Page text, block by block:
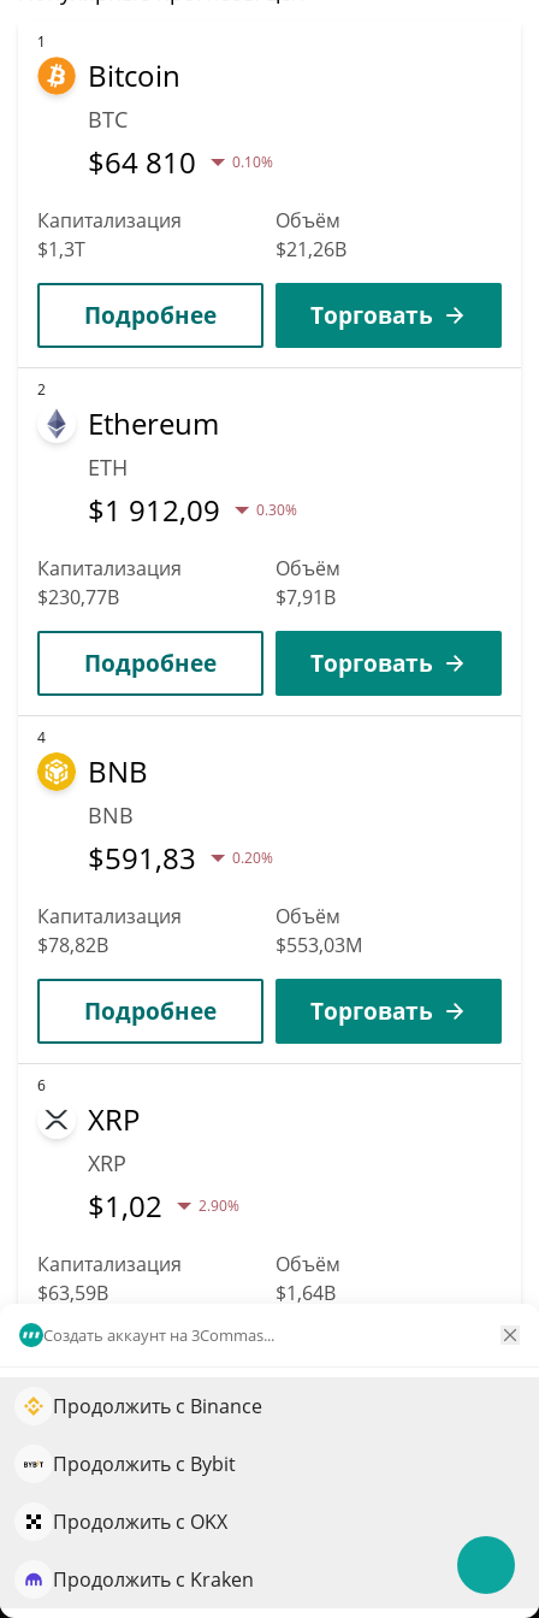
Создать аккаунт на 3Commas...
Продолжить с Binance
Продолжить с Bybit
Продолжить с OKX
Продолжить с Kraken
что RCON вырастет в цене. По мнению конкретных
экспертов и бизнес-аналитиков, Recon Raccoon может
достичь самой высокой цены $0,000045783831 до 2036.
1
Bitcoin
BTC
$64 810 0.10%
Капитализация
$1,3T
Объём
$21,26B
Подробнее Торговать
2
Ethereum
ETH
$1 912,09 0.30%
Капитализация
$230,77B
Объём
$7,91B
Подробнее Торговать
4
BNB
BNB
$591,83 0.20%
Капитализация
$78,82B
Объём
$553,03M
Подробнее Торговать
6
XRP
XRP
$1,02 2.90%
Капитализация
$63,59B
Объём
$1,64B
Solana
SOL
Увеличьте рост портфеля с помощью ИИ
QuantPilot — платформа полного цикла, где
ваши стратегии и проводят рыночные исследования
Попробовать бесплатно